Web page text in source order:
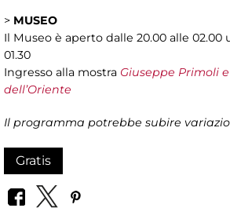
> MUSEO
Il Museo è aperto dalle 20.00 alle
01.30
Ingresso alla mostra Giuseppe Primoli
dell’Oriente
Il programma potrebbe subire
Gratis